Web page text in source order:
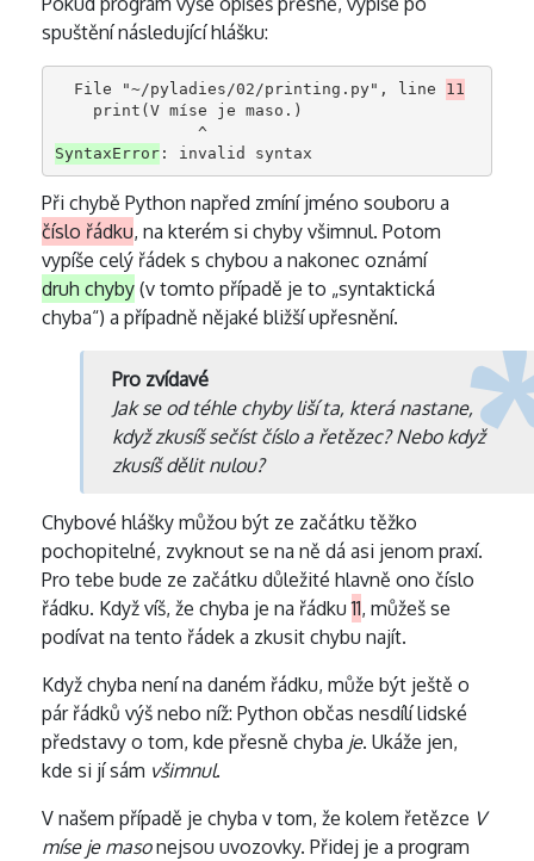
spuštění následující hlášku:
  File "
~/pyladies /02/printing.py", line 11
    print(V míse je maso.)
SyntaxError
Při chybě Python napřed zmíní jméno souboru a
číslo řádku, na kterém si chyby všimnul. Potom
vypíše celý řádek s chybou a nakonec oznámí
druh chyby (v tomto případě je to „syntaktická
chyba“) a případně nějaké bližší upřesnění.
Pro zvídavé
Jak se od téhle chyby liší ta, která nastane,
když zkusíš sečíst číslo a řetězec? Nebo když
zkusíš dělit nulou?
Chybové hlášky můžou být ze začátku těžko
pochopitelné, zvyknout se na ně dá asi jenom praxí.
Pro tebe bude ze začátku důležité hlavně ono číslo
řádku. Když víš, že chyba je na řádku11, můžeš se
podívat na tento řádek a zkusit chybu najít.
Když chyba není na daném řádku, může být ještě o
pár řádků výš nebo níž: Python občas nesdílí lidské
představy o tom, kde přesně chyba je. Ukáže jen,
kde si jí sám všimnul.
V našem případě je chyba v tom, že kolem řetězce V
míse je masonejsou uvozovky. Přidej je a program